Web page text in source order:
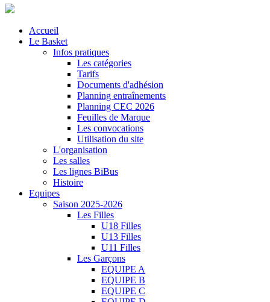
Accueil
Le Basket
Infos pratiques
Les catégories
Tarifs
Documents d'adhésion
Planning entraînements
Planning CEC 2026
Feuilles de Marque
Les convocations
Utilisation du site
L'organisation
Les salles
Les lignes BiBus
Histoire
Equipes
Saison 2025-2026
Les Filles
U18 Filles
U13 Filles
U11 Filles
Les Garçons
EQUIPE A
EQUIPE B
EQUIPE C